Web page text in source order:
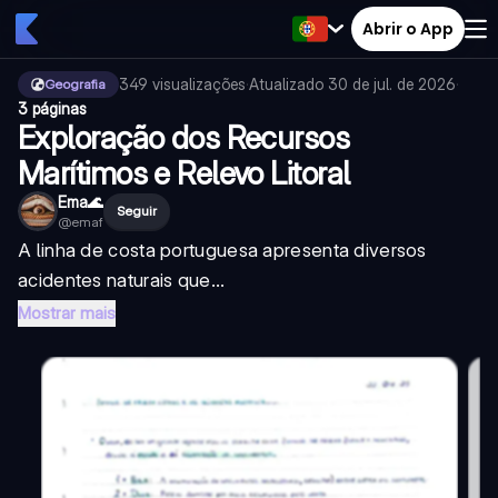
Abrir o App
Geografia 349 visualizações·Atualizado 30 de jul. de 2026·
3 páginas
Exploração dos Recursos
Marítimos e Relevo Litoral
Ema🌊
@emaf
Seguir
A linha de costa portuguesa apresenta diversos
acidentes naturais que...
Mostrar mais